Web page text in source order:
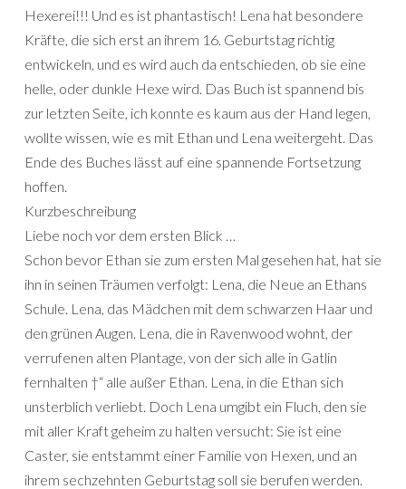
Hexerei!!! Und es ist phantastisch! Lena hat besondere
Kräfte, die sich erst an ihrem 16. Geburtstag richtig
entwickeln, und es wird auch da entschieden, ob sie eine
helle, oder dunkle Hexe wird. Das Buch ist spannend bis
zur letzten Seite, ich konnte es kaum aus der Hand legen,
wollte wissen, wie es mit Ethan und Lena weitergeht. Das
Ende des Buches lässt auf eine spannende Fortsetzung
hoffen.
Kurzbeschreibung
Liebe noch vor dem ersten Blick …
Schon bevor Ethan sie zum ersten Mal gesehen hat, hat sie
ihn in seinen Träumen verfolgt: Lena, die Neue an Ethans
Schule. Lena, das Mädchen mit dem schwarzen Haar und
den grünen Augen. Lena, die in Ravenwood wohnt, der
verrufenen alten Plantage, von der sich alle in Gatlin
fernhalten †“ alle außer Ethan. Lena, in die Ethan sich
unsterblich verliebt. Doch Lena umgibt ein Fluch, den sie
mit aller Kraft geheim zu halten versucht: Sie ist eine
Caster, sie entstammt einer Familie von Hexen, und an
ihrem sechzehnten Geburtstag soll sie berufen werden.